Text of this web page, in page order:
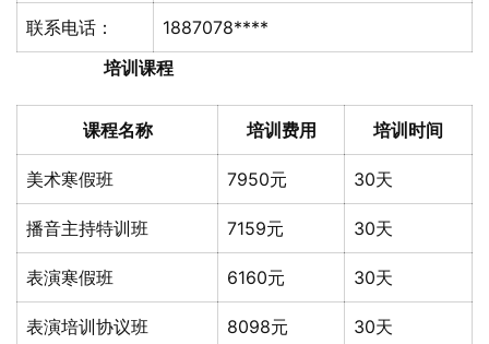
联系电话：
1887078****
培训课程
课程名称 培训费用 培训时间
美术寒假班 7950元 30天
播音主持特训班 7159元 30天
表演寒假班 6160元 30天
表演培训协议班 8098元 30天